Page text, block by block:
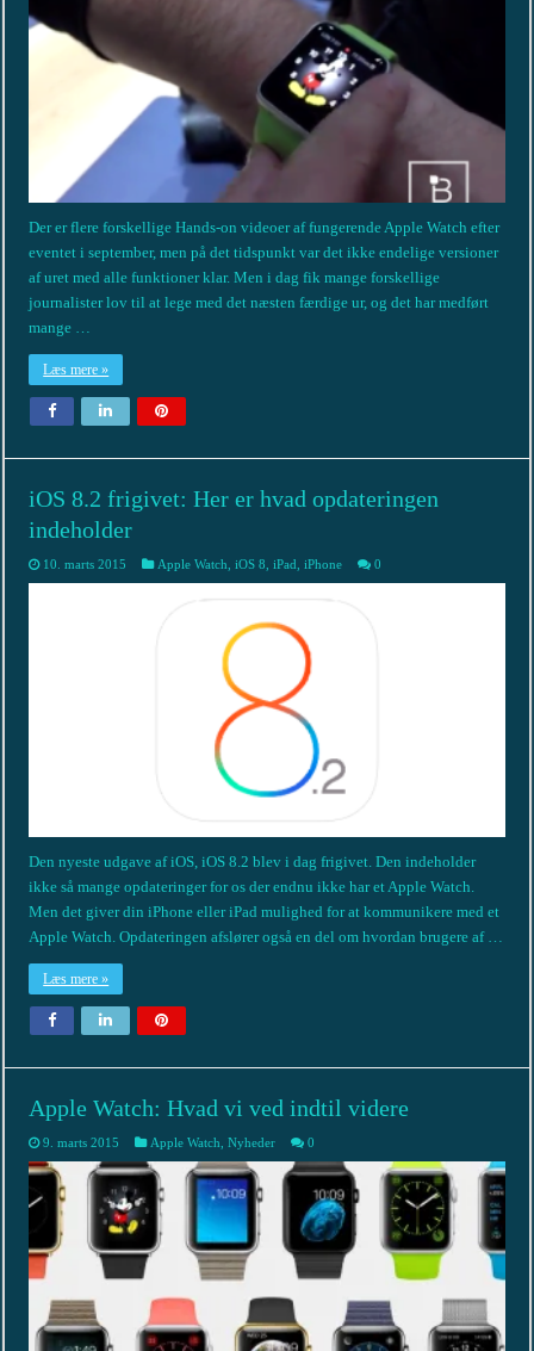
Der er flere forskellige Hands-on videoer af fungerende Apple Watch efter
eventet i september, men på det tidspunkt var det ikke endelige versioner
af uret med alle funktioner klar. Men i dag fik mange forskellige
journalister lov til at lege med det næsten færdige ur, og det har medført
mange …
Læs mere »
iOS 8.2 frigivet: Her er hvad opdateringen
indeholder
10. marts 2015 Apple Watch ,iOS 8 ,iPad ,iPhone 0
Den nyeste udgave af iOS, iOS 8.2 blev i dag frigivet. Den indeholder
ikke så mange opdateringer for os der endnu ikke har et Apple Watch.
Men det giver din iPhone eller iPad mulighed for at kommunikere med et
Apple Watch. Opdateringen afslører også en del om hvordan brugere af …
Læs mere »
Apple Watch: Hvad vi ved indtil videre
9. marts 2015 Apple Watch ,Nyheder 0